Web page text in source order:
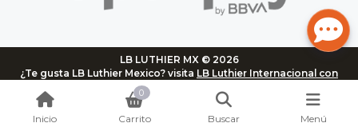
LB LUTHIER MX © 2026
¿Te gusta LB Luthier Mexico? visita LB Luthier Internacional con
más de 3.000 productos disponibles
Inicio
0
Carrito Buscar Menú